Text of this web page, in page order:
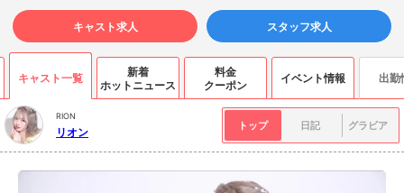
キャスト求人 スタッフ求人
キャスト一覧
新着
ホットニュース
料金
クーポン
イベント情報 出勤
RION
リオン トップ 日記 グラビア